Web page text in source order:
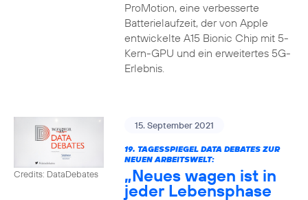
ProMotion, eine verbesserte
Batterielaufzeit, der von Apple
entwickelte A15 Bionic Chip mit 5-
Kern-GPU und ein erweitertes 5G-
Erlebnis.
Credits: DataDebates
15. September 2021
19. TAGESSPIEGEL DATA DEBATES ZUR
NEUEN ARBEITSWELT:
„Neues wagen ist in
jeder Lebensphase